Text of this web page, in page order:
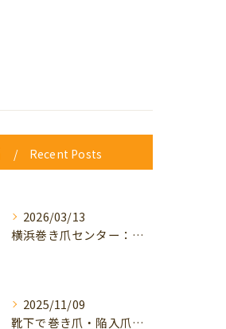
Recent Posts
2026/03/13
横浜巻き爪センター：専門家が答える「巻き爪・陥入爪」Q&A
2025/11/09
靴下で巻き爪・陥入爪の予防はできる？おすすめの靴下を紹介！